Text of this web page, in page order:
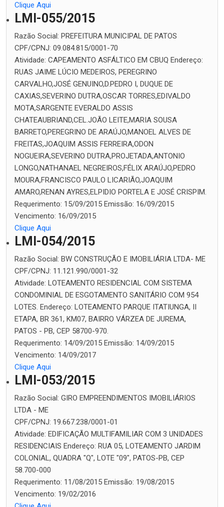
Clique Aqui
LMI-055/2015
Razão Social: PREFEITURA MUNICIPAL DE PATOS
CPF/CPNJ: 09.084.815/0001-70
Atividade: CAPEAMENTO ASFÁLTICO EM CBUQ Endereço:
RUAS JAIME LÚCIO MEDEIROS, PEREGRINO
CARVALHO,JOSÉ GENUINO,D.PEDRO I, DUQUE DE
CAXIAS,SEVERINO DUTRA,OSCAR TORRES,EDIVALDO
MOTA,SARGENTE EVERALDO ASSIS
CHATEAUBRIAND,CEL.JOÃO LEITE,MARIA SOUSA
BARRETO,PEREGRINO DE ARAÚJO,MANOEL ALVES DE
FREITAS,JOAQUIM ASSIS FERREIRA,ODON
NOGUEIRA,SEVERINO DUTRA,PROJETADA,ANTONIO
LONGO,NATHANAEL NEGREIROS,FÉLIX ARAÚJO,PEDRO
MOURA,FRANCISCO PAULO LICARIÃO,JOAQUIM
AMARO,RENAN AYRES,ELPIDIO PORTELA E JOSÉ CRISPIM.
Requerimento: 15/09/2015 Emissão: 16/09/2015
Vencimento: 16/09/2015
Clique Aqui
LMI-054/2015
Razão Social: BW CONSTRUÇÃO E IMOBILIÁRIA LTDA- ME
CPF/CPNJ: 11.121.990/0001-32
Atividade: LOTEAMENTO RESIDENCIAL COM SISTEMA
CONDOMINIAL DE ESGOTAMENTO SANITÁRIO COM 954
LOTES. Endereço: LOTEAMENTO PARQUE ITATIUNGA, II
ETAPA, BR 361, KM07, BAIRRO VÁRZEA DE JUREMA,
PATOS - PB, CEP 58700-970.
Requerimento: 14/09/2015 Emissão: 14/09/2015
Vencimento: 14/09/2017
Clique Aqui
LMI-053/2015
Razão Social: GIRO EMPREENDIMENTOS IMOBILIÁRIOS
LTDA - ME
CPF/CPNJ: 19.667.238/0001-01
Atividade: EDIFICAÇÃO MULTIFAMILIAR COM 3 UNIDADES
RESIDENCIAIS Endereço: RUA 05, LOTEAMENTO JARDIM
COLONIAL, QUADRA "Q", LOTE "09", PATOS-PB, CEP
58.700-000
Requerimento: 11/08/2015 Emissão: 19/08/2015
Vencimento: 19/02/2016